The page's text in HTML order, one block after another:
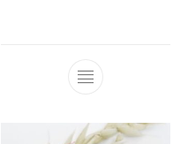
meerdere variaties.
Dit product